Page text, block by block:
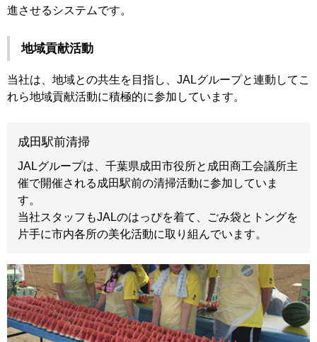
進させるシステムです。
地域貢献活動
当社は、地域との共生を目指し、JALグループと連動してこ
れら地域貢献活動に積極的に参加しています。
成田駅前清掃
JALグループは、千葉県成田市役所と成田商工会議所主
催で開催される成田駅前の清掃活動に参加していま
す。
当社スタッフもJALのはっぴを着て、ごみ袋とトングを
片手に市内各所の美化活動に取り組んでいます。